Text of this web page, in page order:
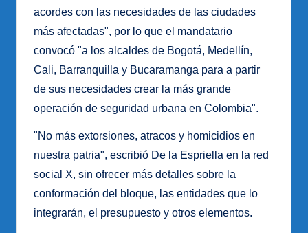
acordes con las necesidades de las ciudades
más afectadas", por lo que el mandatario
convocó "a los alcaldes de Bogotá, Medellín,
Cali, Barranquilla y Bucaramanga para a partir
de sus necesidades crear la más grande
operación de seguridad urbana en Colombia".
"No más extorsiones, atracos y homicidios en
nuestra patria", escribió De la Espriella en la red
social X, sin ofrecer más detalles sobre la
conformación del bloque, las entidades que lo
integrarán, el presupuesto y otros elementos.